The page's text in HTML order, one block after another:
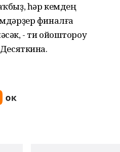
һәр кемдең
финалға
- ти ойоштороу